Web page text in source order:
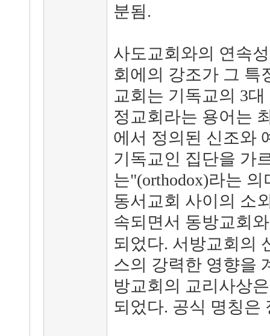
분됨.
사도교회와의 연속
회에의 강조가 그 특
교회는 기독교의 3
정교회라는 용어는
에서 정의된 신조와
기독교인 집단을 가
는"(orthodox)라는
동서교회 사이의 소
속되면서 동방교회
되었다. 서방교회의
스의 강력한 영향을
방교회의 교리사상
되었다. 공식 명칭은